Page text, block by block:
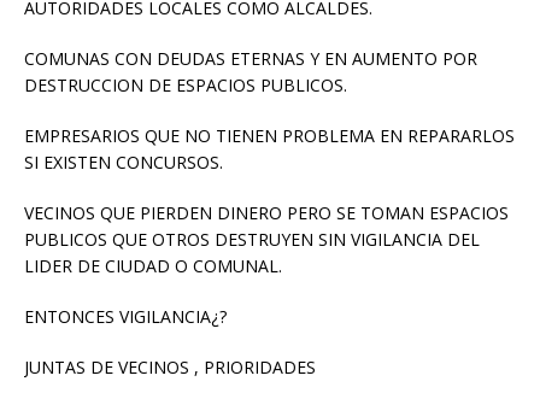
AUTORIDADES LOCALES COMO ALCALDES.
COMUNAS CON DEUDAS ETERNAS Y EN AUMENTO POR
DESTRUCCION DE ESPACIOS PUBLICOS.
EMPRESARIOS QUE NO TIENEN PROBLEMA EN REPARARLOS
SI EXISTEN CONCURSOS.
VECINOS QUE PIERDEN DINERO PERO SE TOMAN ESPACIOS
PUBLICOS QUE OTROS DESTRUYEN SIN VIGILANCIA DEL
LIDER DE CIUDAD O COMUNAL.
ENTONCES VIGILANCIA¿?
JUNTAS DE VECINOS , PRIORIDADES